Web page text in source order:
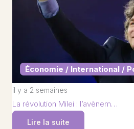
Économie / International /
il y a 2 semaines
La révolution Milei : l’avènem…
Lire la suite